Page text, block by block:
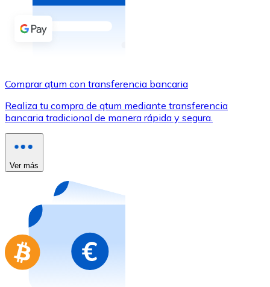
Comprar con efectivo
Transferencia SEPA
Utiliza tarjetas Visa y Mastercard para comprar
Comprar con tarjeta
Compra tarjetas regalo de tus marcas favoritas con
Ir a la tienda de tarjetas regalo
Comprar qtum con transferencia bancaria
Realiza tu compra de qtum mediante transferencia
bancaria tradicional de manera rápida y segura.
Ver más